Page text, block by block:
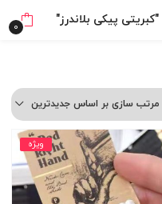
ترب‌پیپیکی بلاندرز" 0
مرتب سازی بر اساس جدیدترین
ویژه